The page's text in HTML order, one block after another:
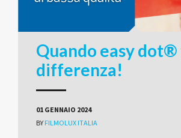
Quando easy dot®
differenza!
01 GENNAIO 2024
BY FILMOLUX ITALIA